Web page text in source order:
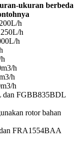
ukuran berbeda
h
h
h
h
h
h
FGBB835BDL
rotor bahan
FRA1554BAA